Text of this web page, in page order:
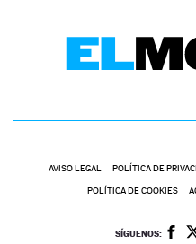
AVISO LEGAL POLÍTICA DE
POLÍTICA DE COOKIES
SÍGUENOS: